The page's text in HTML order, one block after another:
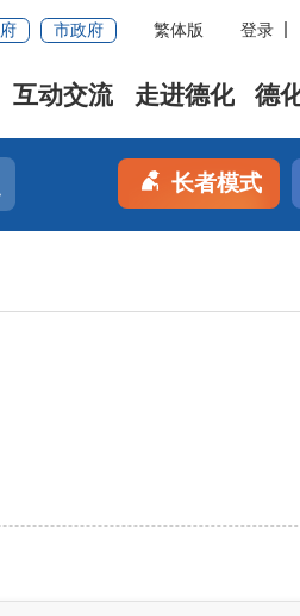
市政府 繁体版 登录
互动交流 走进德化 德
长者模式